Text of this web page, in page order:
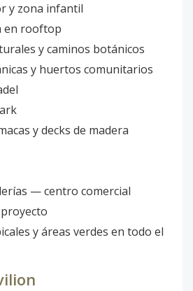
y zona infantil
en rooftop
y caminos botánicos
y huertos comunitarios
y decks de madera
— centro comercial
y áreas verdes en todo el